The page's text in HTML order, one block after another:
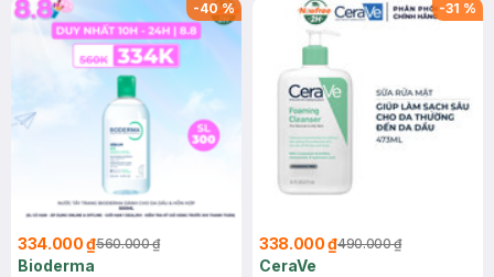
-40%
334.000 ₫560.000 ₫
Bioderma
-31 %
338.000 ₫490.000 ₫
CeraVe